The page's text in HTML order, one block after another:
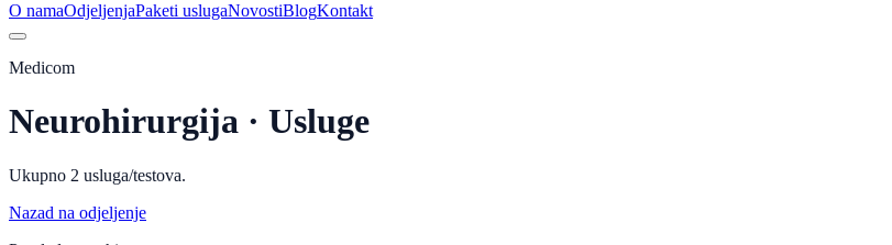
O namaOdjeljenjaPaketi uslugaNovostiBlogKontakt
Medicom
Neurohirurgija · Usluge
Ukupno 2 usluga/testova.
Nazad na odjeljenje